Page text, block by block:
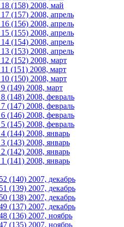
(158) 2008, май
(157) 2008, апрель
(156) 2008, апрель
(155) 2008, апрель
(154) 2008, апрель
(153) 2008, апрель
(152) 2008, март
(151) 2008, март
(150) 2008, март
(149) 2008, март
(148) 2008, февраль
(147) 2008, февраль
(146) 2008, февраль
(145) 2008, февраль
(144) 2008, январь
(143) 2008, январь
(142) 2008, январь
(141) 2008, январь
(140) 2007, декабрь
(139) 2007, декабрь
(138) 2007, декабрь
(137) 2007, декабрь
(136) 2007, ноябрь
(135) 2007, ноябрь